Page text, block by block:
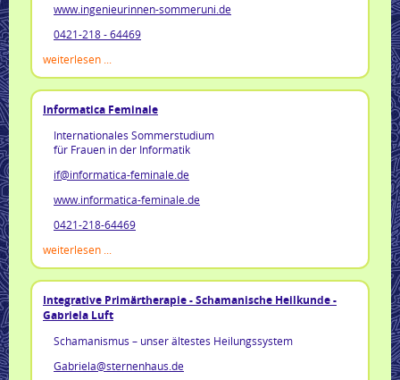
www.ingenieurinnen-sommeruni.de
0421-218 - 64469
weiterlesen ...
Informatica Feminale
Internationales Sommerstudium
für Frauen in der Informatik
if@informatica-feminale.de
www.informatica-feminale.de
0421-218-64469
weiterlesen ...
Integrative Primärtherapie - Schamanische Heilkunde -
Gabriela Luft
Schamanismus – unser ältestes Heilungssystem
Gabriela@sternenhaus.de